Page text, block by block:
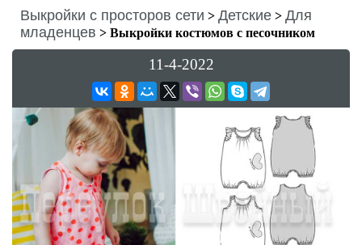
Выкройки с просторов сети > Детские > Для
младенцев > Выкройки костюмов с песочником
11-4-2022